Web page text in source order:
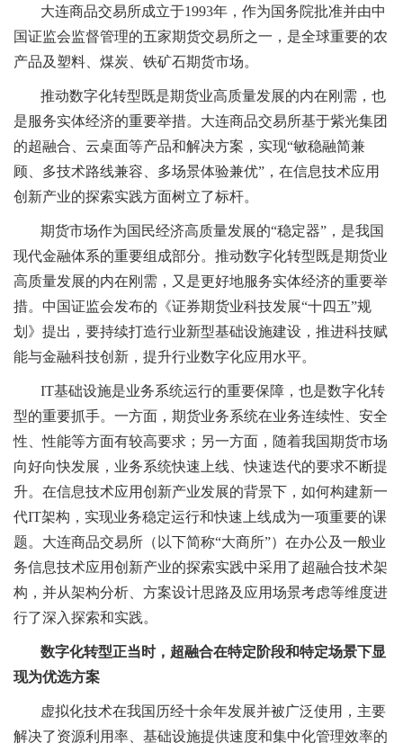
大连商品交易所成立于1993年，作为国务院批准并由中
国证监会监督管理的五家期货交易所之一，是全球重要的农
产品及塑料、煤炭、铁矿石期货市场。
推动数字化转型既是期货业高质量发展的内在刚需，也
是服务实体经济的重要举措。大连商品交易所基于紫光集团
的超融合、云桌面等产品和解决方案，实现“敏稳融简兼
顾、多技术路线兼容、多场景体验兼优”，在信息技术应用
创新产业的探索实践方面树立了标杆。
期货市场作为国民经济高质量发展的“稳定器”，是我国
现代金融体系的重要组成部分。推动数字化转型既是期货业
高质量发展的内在刚需，又是更好地服务实体经济的重要举
措。中国证监会发布的《证券期货业科技发展“十四五”规
划》提出，要持续打造行业新型基础设施建设，推进科技赋
能与金融科技创新，提升行业数字化应用水平。
IT基础设施是业务系统运行的重要保障，也是数字化转
型的重要抓手。一方面，期货业务系统在业务连续性、安全
性、性能等方面有较高要求；另一方面，随着我国期货市场
向好向快发展，业务系统快速上线、快速迭代的要求不断提
升。在信息技术应用创新产业发展的背景下，如何构建新一
代IT架构，实现业务稳定运行和快速上线成为一项重要的课
题。大连商品交易所（以下简称“大商所”）在办公及一般业
务信息技术应用创新产业的探索实践中采用了超融合技术架
构，并从架构分析、方案设计思路及应用场景考虑等维度进
行了深入探索和实践。
数字化转型正当时，超融合在特定阶段和特定场景下显
现为优选方案
虚拟化技术在我国历经十余年发展并被广泛使用，主要
解决了资源利用率、基础设施提供速度和集中化管理效率的